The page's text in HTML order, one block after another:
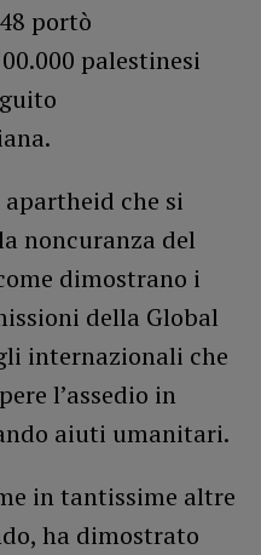
portò
palestinesi
che si
noncuranza del
dimostrano i
della Global
internazionali che
l’assedio in
aiuti umanitari.
in tantissime altre
ha dimostrato